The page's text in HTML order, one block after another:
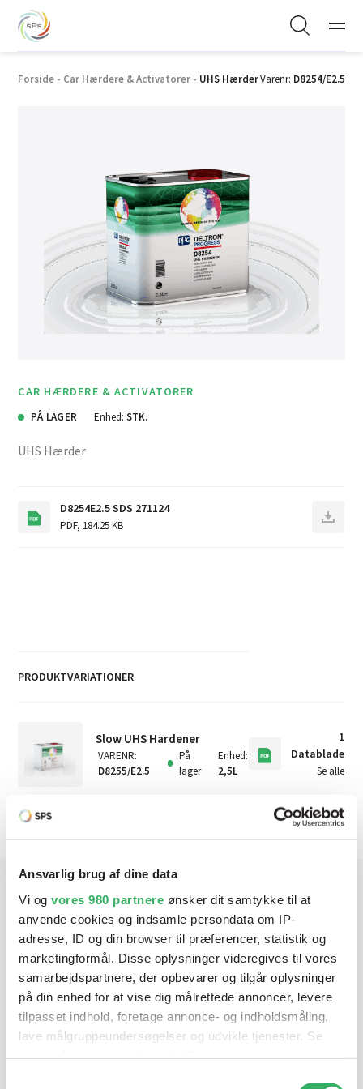
Ansvarlig brug af dine data
Vi og vores 980 partnere ønsker dit samtykke til at
anvende cookies og indsamle persondata om IP-
adresse, ID og din browser til præferencer, statistik og
marketingformål. Disse oplysninger videregives til vores
samarbejdspartnere, der opbevarer og tilgår oplysninger
på din enhed for at vise dig målrettede annoncer, levere
tilpasset indhold, foretage annonce- og indholdsmåling,
lave målgruppeundersøgelser og udvikle tjenester. Se
Forside - Car Hærdere & Activatorer - UHS HærderVarenr: D8254/E2.5
CAR HÆRDERE & ACTIVATORER
PÅ LAGER Enhed: STK.
UHS Hærder
D8254E2.5 SDS 271124
PDF, 184.25 KB
PRODUKTVARIATIONER
Slow UHS Hardener
VARENR:
D8255/E2.5
På
lager
Enhed:
2,5L
1
Datablade
Se alle
Har du brug for hjælp? Vi sidder
klar ved telefonen
Vi tilbyder et bredt sortiment af produkter til
autolakering. Lige meget om du skal bruge en enkelt farve,
en sprøjtepistol eller om du har behov for en
blandeanlægsløsning, kan vi hjælpe dig.